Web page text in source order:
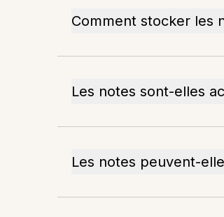
Comment stocker les
Les notes sont-elles
Les notes peuvent-